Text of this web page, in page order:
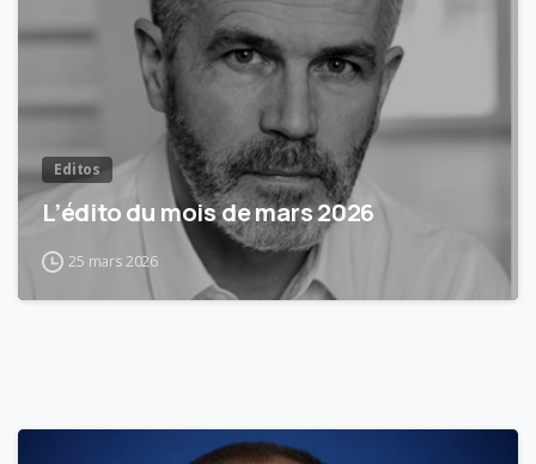
Editos
L’édito du mois de mars 2026
25 mars 2026